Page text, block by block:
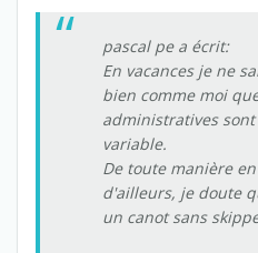
pascal pe a écrit:
En vacances je ne
bien comme moi
administratives
variable.
De toute manière
d'ailleurs, je doute
un canot sans